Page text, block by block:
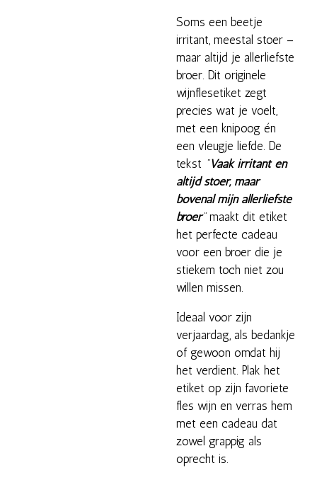
Soms een beetje
irritant, meestal stoer –
maar altijd je allerliefste
broer. Dit originele
wijnflesetiket zegt
precies wat je voelt,
met een knipoog én
een vleugje liefde. De
tekst "Vaak irritant en
altijd stoer, maar
bovenal mijn allerliefste
broer"maakt dit etiket
het perfecte cadeau
voor een broer die je
stiekem toch niet zou
willen missen.
Ideaal voor zijn
verjaardag, als bedankje
of gewoon omdat hij
het verdient. Plak het
etiket op zijn favoriete
fles wijn en verras hem
met een cadeau dat
zowel grappig als
oprecht is.